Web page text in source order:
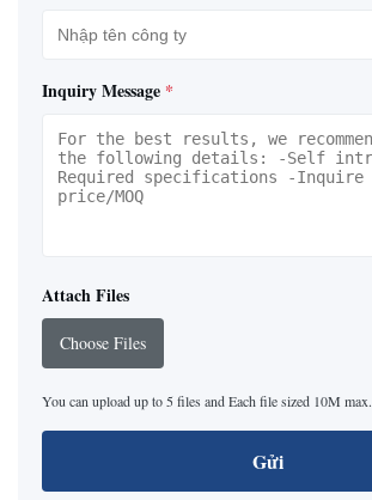
Inquiry Message *
Attach Files
Choose Files
You can upload up to 5 files and Each file sized 10M max.
Gửi